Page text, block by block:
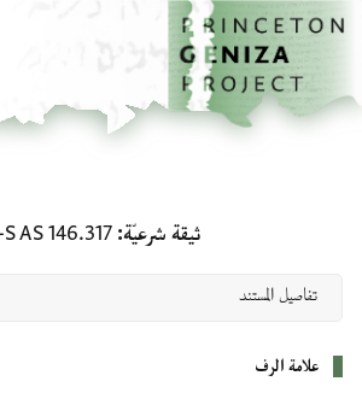
إلى المحتوى الرئيسي
الرئيسية
ثيقة شرعيّة AS 146.317
علامة الرف